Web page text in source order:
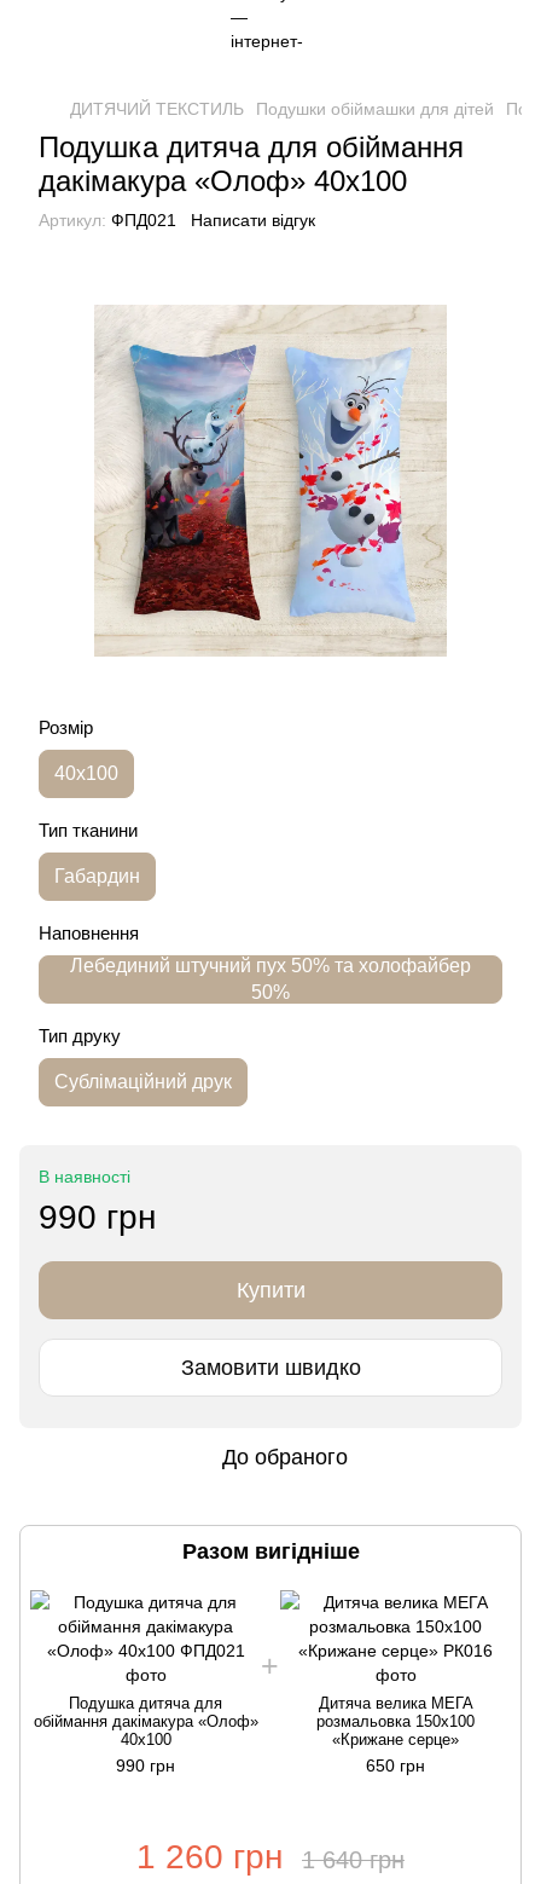
ДИТЯЧИЙ ТЕКСТИЛЬ Подушки обіймашки для дітей
Подушка дитяча для обіймання
дакімакура «Олоф» 40х100
Артикул: ФПД021 Написати відгук
Розмір
40х100
Тип тканини
Габардин
Наповнення
Лебединий штучний пух 50% та холофайбер
50%
Тип друку
Сублімаційний друк
В наявності
990 грн
Купити
Замовити швидко
До обраного
Разом вигідніше
Подушка дитяча для
обіймання дакімакура «Олоф»
40х100
990 грн
Дитяча велика МЕГА
розмальовка 150х100
«Крижане серце»
650 грн
1 260 грн 1 640 грн